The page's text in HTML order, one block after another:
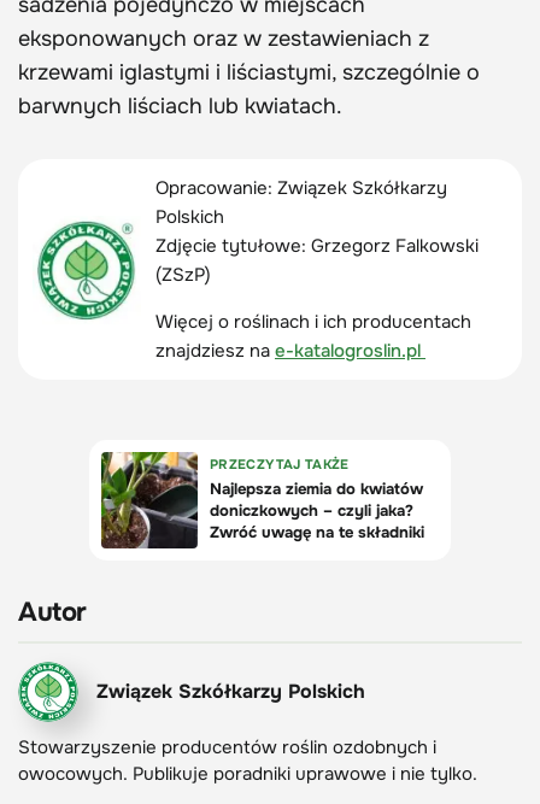
eksponowanych oraz w zestawieniach z
krzewami iglastymi i liściastymi, szczególnie o
barwnych liściach lub kwiatach.
Opracowanie: Związek Szkółkarzy
Polskich
Zdjęcie tytułowe: Grzegorz Falkowski
(ZSzP)
Więcej o roślinach i ich producentach
znajdziesz na e-katalogroslin.pl
Autor
Związek Szkółkarzy Polskich
Stowarzyszenie producentów roślin ozdobnych i
owocowych. Publikuje poradniki uprawowe i nie tylko.